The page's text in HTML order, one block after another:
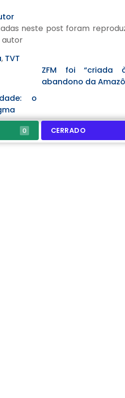
neste post foram
autor
, TVT
ZFM foi “criada
abandono da
o
0 CERRADO